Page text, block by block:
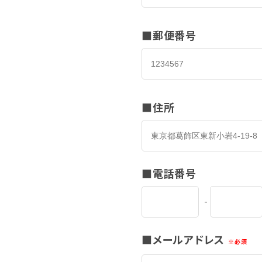
郵便番号
住所
電話番号
-
メールアドレス